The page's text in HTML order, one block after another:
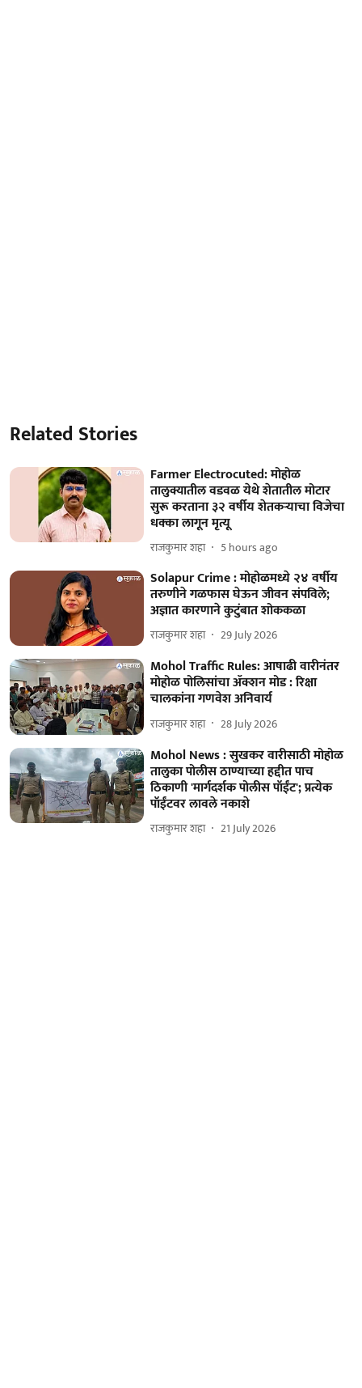
Related Stories
Farmer Electrocuted: मोहोळ
तालुक्यातील वडवळ येथे शेतातील मोटार
सुरू करताना ३२ वर्षीय शेतकऱ्याचा विजेचा
धक्का लागून मृत्यू
राजकुमार शहा 5 hours ago
Solapur Crime : मोहोळमध्ये २४ वर्षीय
तरुणीने गळफास घेऊन जीवन संपविले;
अज्ञात कारणाने कुटुंबात शोककळा
राजकुमार शहा 29 July 2026
Mohol Traffic Rules: आषाढी वारीनंतर
मोहोळ पोलिसांचा ॲक्शन मोड : रिक्षा
चालकांना गणवेश अनिवार्य
राजकुमार शहा 28 July 2026
Mohol News : सुखकर वारीसाठी मोहोळ
तालुका पोलीस ठाण्याच्या हद्दीत पाच
ठिकाणी 'मार्गदर्शक पोलीस पॉईंट'; प्रत्येक
पॉईंटवर लावले नकाशे
राजकुमार शहा 21 July 2026